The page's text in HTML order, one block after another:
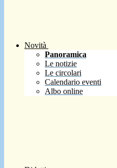
Novità
Panoramica
Le notizie
Le circolari
Calendario eventi
Albo online